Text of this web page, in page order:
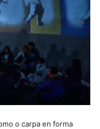
o carpa en forma